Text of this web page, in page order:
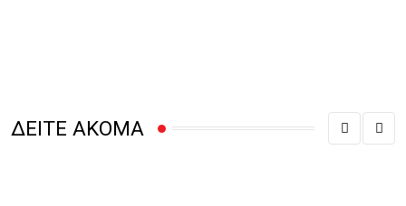
ΔΕΙΤΕ ΑΚΟΜΑ